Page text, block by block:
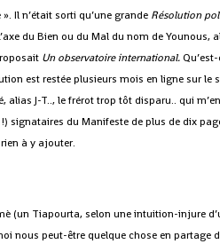
Il n’était sorti qu’une grande Résolution
du Bien ou du Mal du nom de Younous,
Un observatoire international.
est restée plusieurs mois en ligne sur le
alias J-T.., le frérot trop tôt disparu.. qui
signataires du Manifeste de plus de dix
à y ajouter.
(un Tiapourta, selon une intuition-injure
nous peut-être quelque chose en partage